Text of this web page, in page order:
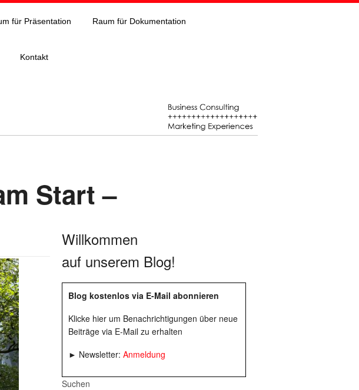
für Präsentation Raum für Dokumentation
Kontakt
Start –
Willkommen
auf unserem Blog!
Blog kostenlos via E-Mail abonnieren
Klicke hier um Benachrichtigungen über neue
Beiträge via E-Mail zu erhalten
► Newsletter: Anmeldung
Suchen